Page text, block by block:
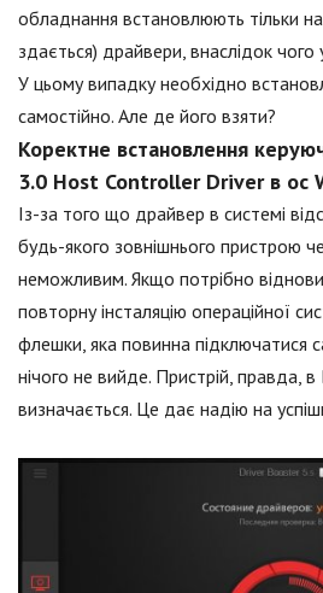
обладнання встановлюють тільки
здається) драйвери, внаслідок
У цьому випадку необхідно
самостійно. Але де його взяти?
Коректне встановлення
3.0 Host Controller Driver в ос
Із-за того що драйвер в системі
будь-якого зовнішнього пристрою
неможливим. Якщо потрібно
повторну інсталяцію операційної
флешки, яка повинна підключатися
нічого не вийде. Пристрій, правда,
визначається. Це дає надію на